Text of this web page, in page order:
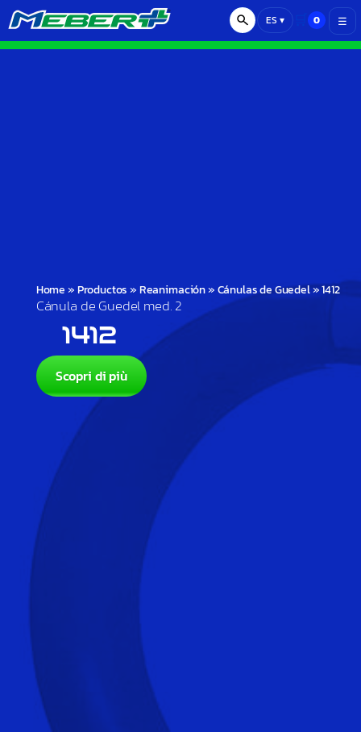
ES ▾ 0 ☰
Home»Productos»Reanimación»Cánulas de Guedel»1412
Cánula de Guedel med. 2
1412
Scopri di più